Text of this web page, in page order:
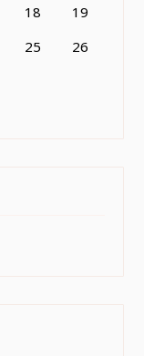
18
19
25
26